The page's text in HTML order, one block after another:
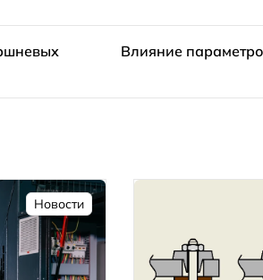
Влияние
Новости